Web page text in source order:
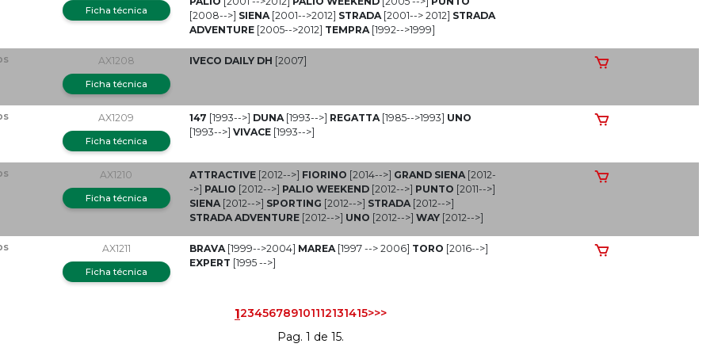
Ficha técnica
[2008-->] SIENA[2001-->2012] STRADA[2001--> 2012] STRADA
ADVENTURE [2005-->2012] TEMPRA[1992-->1999]
AX1208
Ficha técnica
IVECO DAILY DH [2007]
AX1209
Ficha técnica
147 [1993-->] DUNA[1993-->] REGATTA[1985-->1993] UNO
[1993-->]VIVACE [1993-->]
AX1210
Ficha técnica
ATTRACTIVE [2012-->] FIORINO [2014-->] GRAND SIENA[2012-
->] PALIO [2012-->] PALIO WEEKEND [2012-->] PUNTO [2011-->]
SIENA[2012-->] SPORTING [2012-->] STRADA[2012-->]
STRADA ADVENTURE [2012-->] UNO [2012-->]WAY [2012-->]
AX1211
Ficha técnica
BRAVA[1999-->2004] MAREA[1997 --> 2006] TORO [2016-->]
EXPERT [1995 -->]
123456789101112131415>>>
Pag. 1 de 15.